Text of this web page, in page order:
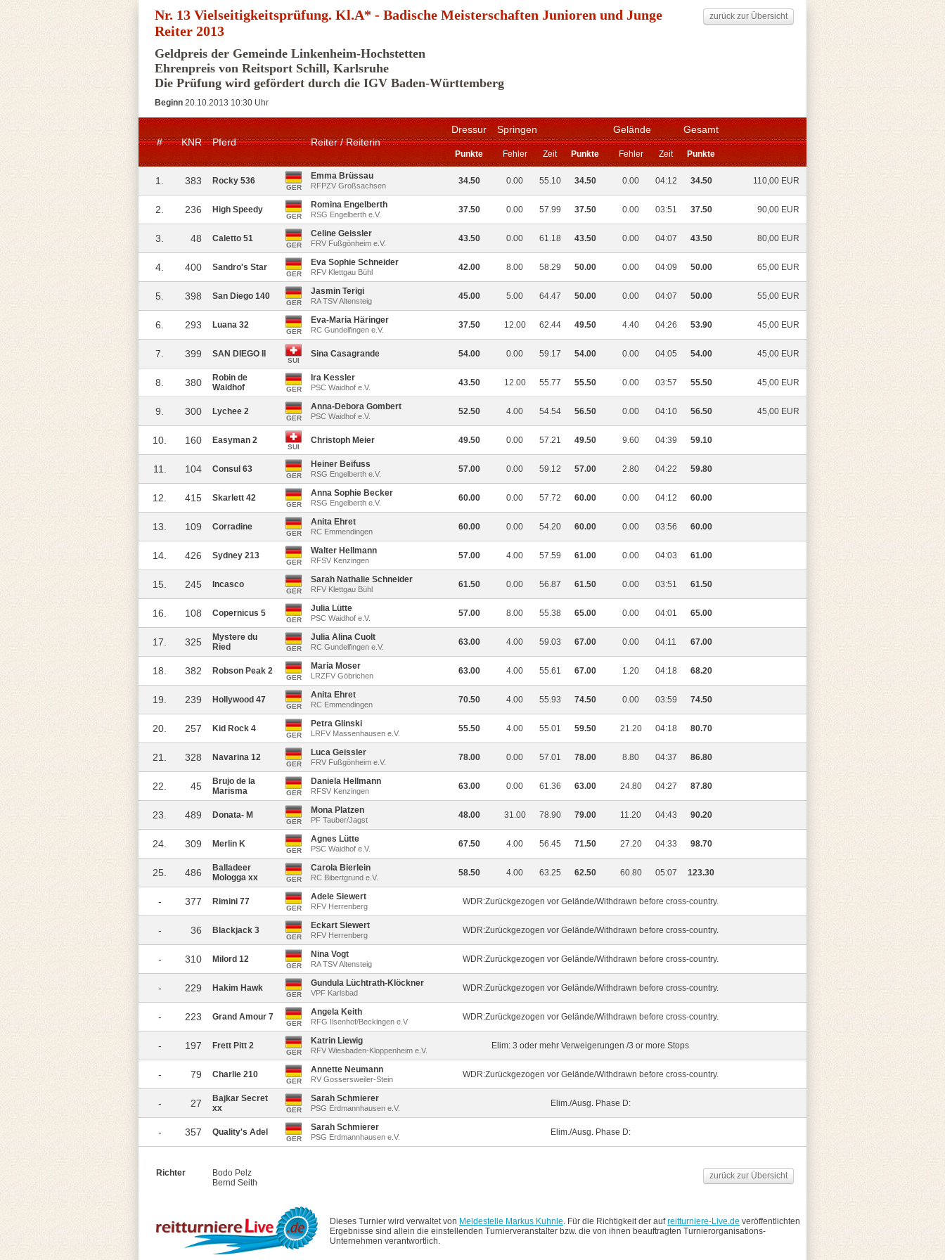
zurück zur Übersicht
Nr. 13 Vielseitigkeitsprüfung. Kl.A* - Badische Meisterschaften Junioren und Junge
Reiter 2013
Geldpreis der Gemeinde Linkenheim-Hochstetten
Ehrenpreis von Reitsport Schill, Karlsruhe
Die Prüfung wird gefördert durch die IGV Baden-Württemberg
Beginn 20.10.2013 10:30 Uhr
# KNR Pferd Reiter / Reiterin
Dressur Springen Gelände Gesamt
Punkte Fehler Zeit Punkte Fehler Zeit Punkte
1. 383 Rocky 536
GER
Emma Brüssau
RFPZV Großsachsen 34.50 0.00 55.10 34.50 0.00 04:12 34.50 110,00 EUR
2. 236 High Speedy
GER
Romina Engelberth
RSG Engelberth e.V. 37.50 0.00 57.99 37.50 0.00 03:51 37.50 90,00 EUR
3. 48 Caletto 51
GER
Celine Geissler
FRV Fußgönheim e.V. 43.50 0.00 61.18 43.50 0.00 04:07 43.50 80,00 EUR
4. 400 Sandro's Star
GER
Eva Sophie Schneider
RFV Klettgau Bühl 42.00 8.00 58.29 50.00 0.00 04:09 50.00 65,00 EUR
5. 398 San Diego 140
GER
Jasmin Terigi
RA TSV Altensteig 45.00 5.00 64.47 50.00 0.00 04:07 50.00 55,00 EUR
6. 293 Luana 32
GER
Eva-Maria Häringer
RC Gundelfingen e.V. 37.50 12.00 62.44 49.50 4.40 04:26 53.90 45,00 EUR
7. 399 SAN DIEGO II
SUI
Sina Casagrande 54.00 0.00 59.17 54.00 0.00 04:05 54.00 45,00 EUR
8. 380
Robin de
Waidhof
GER
Ira Kessler
PSC Waidhof e.V. 43.50 12.00 55.77 55.50 0.00 03:57 55.50 45,00 EUR
9. 300 Lychee 2
GER
Anna-Debora Gombert
PSC Waidhof e.V. 52.50 4.00 54.54 56.50 0.00 04:10 56.50 45,00 EUR
10. 160 Easyman 2
SUI
Christoph Meier 49.50 0.00 57.21 49.50 9.60 04:39 59.10
11. 104 Consul 63
GER
Heiner Beifuss
RSG Engelberth e.V. 57.00 0.00 59.12 57.00 2.80 04:22 59.80
12. 415 Skarlett 42
GER
Anna Sophie Becker
RSG Engelberth e.V. 60.00 0.00 57.72 60.00 0.00 04:12 60.00
13. 109 Corradine
GER
Anita Ehret
RC Emmendingen 60.00 0.00 54.20 60.00 0.00 03:56 60.00
14. 426 Sydney 213
GER
Walter Hellmann
RFSV Kenzingen 57.00 4.00 57.59 61.00 0.00 04:03 61.00
15. 245 Incasco
GER
Sarah Nathalie Schneider
RFV Klettgau Bühl 61.50 0.00 56.87 61.50 0.00 03:51 61.50
16. 108 Copernicus 5
GER
Julia Lütte
PSC Waidhof e.V. 57.00 8.00 55.38 65.00 0.00 04:01 65.00
17. 325
Mystere du
Ried
GER
Julia Alina Cuolt
RC Gundelfingen e.V. 63.00 4.00 59.03 67.00 0.00 04:11 67.00
18. 382 Robson Peak 2
GER
Maria Moser
LRZFV Göbrichen 63.00 4.00 55.61 67.00 1.20 04:18 68.20
19. 239 Hollywood 47
GER
Anita Ehret
RC Emmendingen 70.50 4.00 55.93 74.50 0.00 03:59 74.50
20. 257 Kid Rock 4
GER
Petra Glinski
LRFV Massenhausen e.V. 55.50 4.00 55.01 59.50 21.20 04:18 80.70
21. 328 Navarina 12
GER
Luca Geissler
FRV Fußgönheim e.V. 78.00 0.00 57.01 78.00 8.80 04:37 86.80
22. 45
Brujo de la
Marisma
GER
Daniela Hellmann
RFSV Kenzingen 63.00 0.00 61.36 63.00 24.80 04:27 87.80
23. 489 Donata- M
GER
Mona Platzen
PF Tauber/Jagst 48.00 31.00 78.90 79.00 11.20 04:43 90.20
24. 309 Merlin K
GER
Agnes Lütte
PSC Waidhof e.V. 67.50 4.00 56.45 71.50 27.20 04:33 98.70
25. 486
Balladeer
Mologga xx
GER
Carola Bierlein
RC Bibertgrund e.V. 58.50 4.00 63.25 62.50 60.80 05:07 123.30
- 377 Rimini 77
GER
Adele Siewert
RFV Herrenberg WDR:Zurückgezogen vor Gelände/Withdrawn before cross-country.
- 36 Blackjack 3
GER
Eckart Siewert
RFV Herrenberg WDR:Zurückgezogen vor Gelände/Withdrawn before cross-country.
- 310 Milord 12
GER
Nina Vogt
RA TSV Altensteig WDR:Zurückgezogen vor Gelände/Withdrawn before cross-country.
- 229 Hakim Hawk
GER
Gundula Lüchtrath-Klöckner
VPF Karlsbad WDR:Zurückgezogen vor Gelände/Withdrawn before cross-country.
- 223 Grand Amour 7
GER
Angela Keith
RFG Ilsenhof/Beckingen e.V WDR:Zurückgezogen vor Gelände/Withdrawn before cross-country.
- 197 Frett Pitt 2
GER
Katrin Liewig
RFV Wiesbaden-Kloppenheim e.V. Elim: 3 oder mehr Verweigerungen /3 or more Stops
- 79 Charlie 210
GER
Annette Neumann
RV Gossersweiler-Stein WDR:Zurückgezogen vor Gelände/Withdrawn before cross-country.
- 27
Bajkar Secret
xx
GER
Sarah Schmierer
PSG Erdmannhausen e.V. Elim./Ausg. Phase D:
- 357 Quality's Adel
GER
Sarah Schmierer
PSG Erdmannhausen e.V. Elim./Ausg. Phase D:
zurück zur Übersicht
Richter
Bodo Pelz
Bernd Seith
Dieses Turnier wird verwaltet von Meldestelle Markus Kuhnle. Für die Richtigkeit der aufreitturniere-Live.de veröffentlichten
Ergebnisse sind allein die einstellenden Turnierveranstalter bzw. die von ihnen beauftragten Turnierorganisations-
Unternehmen verantwortlich.